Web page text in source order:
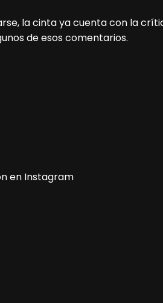
la cinta ya cuenta con la
de esos comentarios.
en Instagram